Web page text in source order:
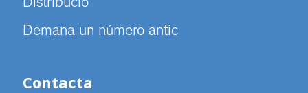
Distribució
Demana un número antic
Contacta